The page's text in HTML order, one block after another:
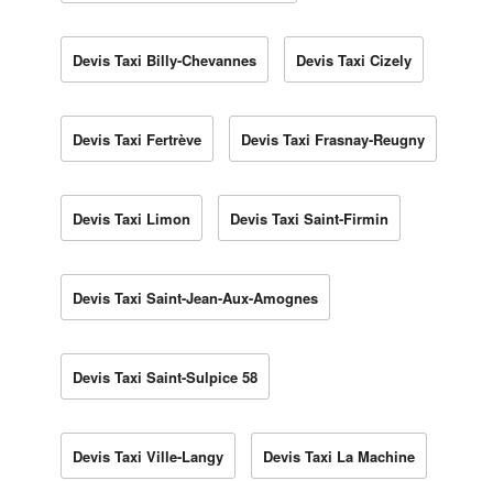
Devis Taxi Billy-Chevannes Devis Taxi Cizely
Devis Taxi Fertrève Devis Taxi Frasnay-Reugny
Devis Taxi Limon Devis Taxi Saint-Firmin
Devis Taxi Saint-Jean-Aux-Amognes
Devis Taxi Saint-Sulpice 58
Devis Taxi Ville-Langy Devis Taxi La Machine